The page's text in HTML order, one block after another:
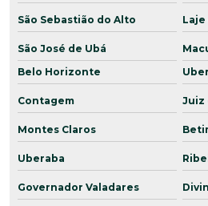
São Sebastião do Alto Laje
São José de Ubá
Belo Horizonte
Contagem Juiz
Montes Claros
Uberaba
Governador Valadares